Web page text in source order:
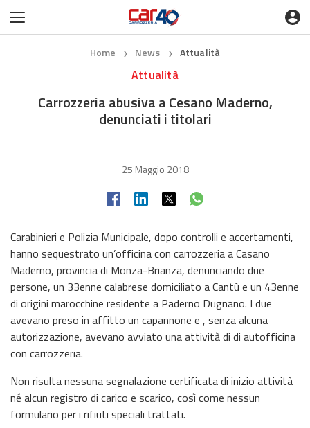
Home ❯ News ❯ Attualità
Attualità
Carrozzeria abusiva a Cesano Maderno,
denunciati i titolari
25 Maggio 2018
Carabinieri e Polizia Municipale, dopo controlli e accertamenti,
hanno sequestrato un’officina con carrozzeria a Casano
Maderno, provincia di Monza-Brianza, denunciando due
persone, un 33enne calabrese domiciliato a Cantù e un 43enne
di origini marocchine residente a Paderno Dugnano. I due
avevano preso in affitto un capannone e , senza alcuna
autorizzazione, avevano avviato una attività di di autofficina
con carrozzeria.
Non risulta nessuna segnalazione certificata di inizio attività
né alcun registro di carico e scarico, così come nessun
formulario per i rifiuti speciali trattati.